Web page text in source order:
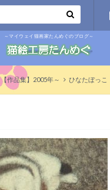
～マイウェイ猫画家たんめぐのブログ～
【作品集】2005年～ ひなたぼっこ